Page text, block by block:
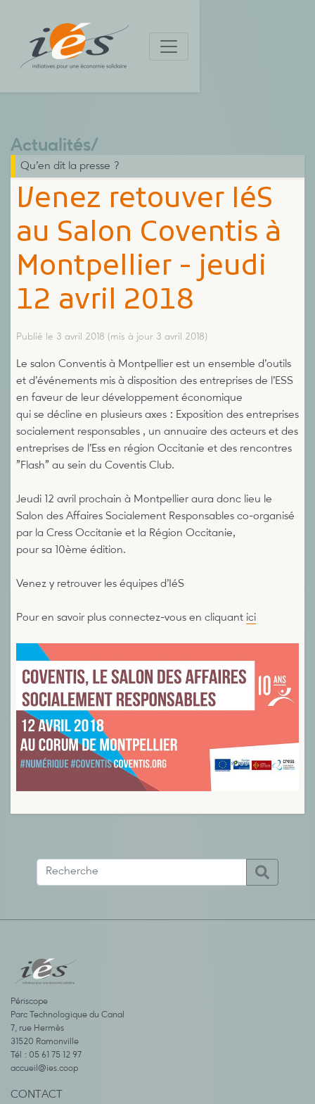
Venez retouver IéS
au Salon Coventis à
Montpellier - jeudi
12 avril 2018
Publié le 3 avril 2018 (mis à jour 3 avril 2018)
Le salon Conventis à Montpellier est un ensemble d’outils
et d’événements mis à disposition des entreprises de l’ESS
en faveur de leur développement économique
qui se décline en plusieurs axes : Exposition des entreprises
socialement responsables , un annuaire des acteurs et des
entreprises de l’Ess en région Occitanie et des rencontres
"Flash" au sein du Coventis Club.
Jeudi 12 avril prochain à Montpellier aura donc lieu le
Salon des Affaires Socialement Responsables co-organisé
par la Cress Occitanie et la Région Occitanie,
pour sa 10ème édition.
Venez y retrouver les équipes d’IéS
Pour en savoir plus connectez-vous en cliquant ici
Actualités/
Qu’en dit la presse ?
Périscope
Parc Technologique du Canal
7, rue Hermès
31520 Ramonville
Tél : 05 61 75 12 97
accueil@ies.coop
CONTACT